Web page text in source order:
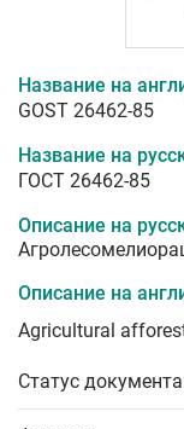
Название на
GOST 26462-85
Название на
ГОСТ 26462-85
Описание на
Описание на
Agricultural
Статус